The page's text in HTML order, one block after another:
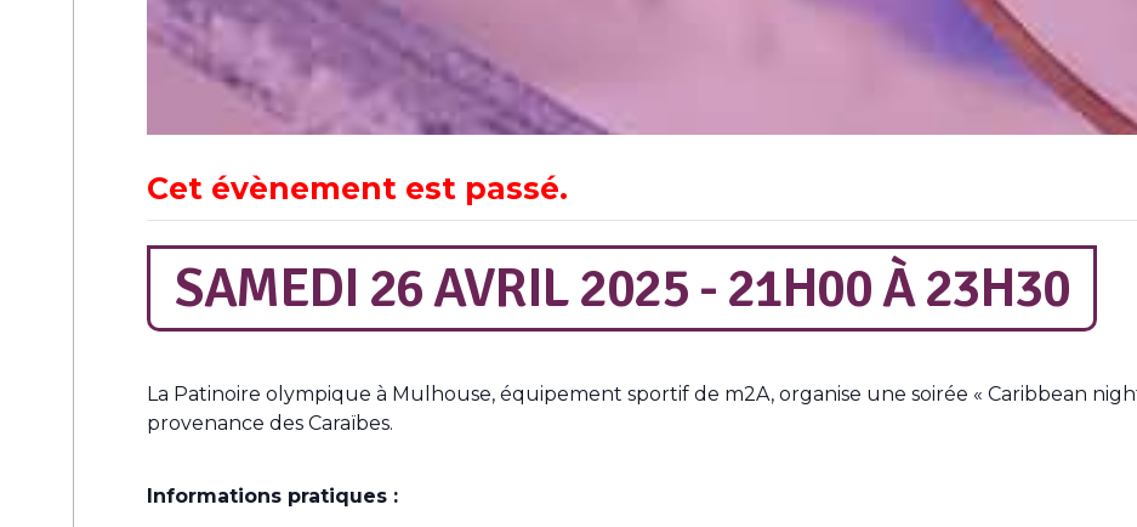
Cet évènement est passé.
SAMEDI 26 AVRIL 2025 - 21H00À23H30
La Patinoire olympique à Mulhouse, équipement sportif de m2A, organise une soirée « Caribbean
provenance des Caraïbes.
Informations pratiques :